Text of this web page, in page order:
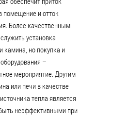
помещение и отток
Более качественным
установка
камина, но покупка и
–
мероприятие. Другим
или печи в качестве
тепла является
неэффективными при